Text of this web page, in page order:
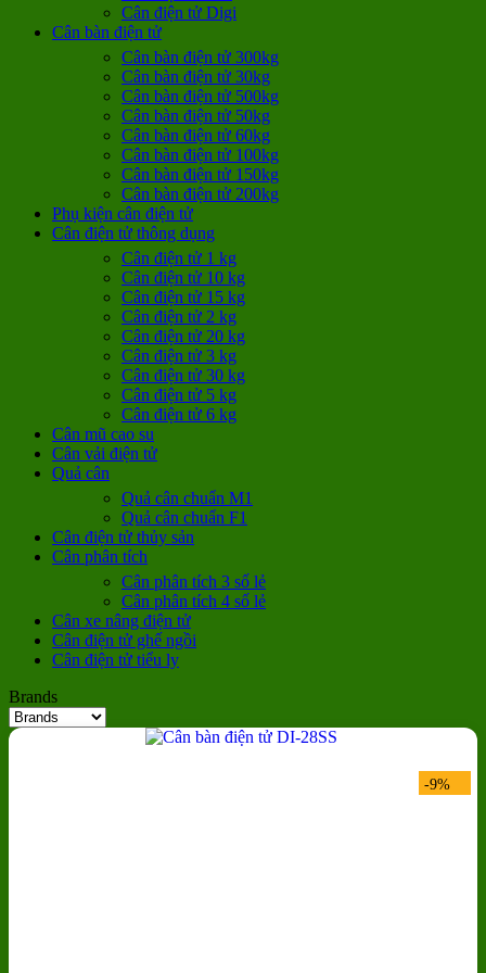
Cân điện tử Digi
Cân bàn điện tử
Cân bàn điện tử 300kg
Cân bàn điện tử 30kg
Cân bàn điện tử 500kg
Cân bàn điện tử 50kg
Cân bàn điện tử 60kg
Cân bàn điện tử 100kg
Cân bàn điện tử 150kg
Cân bàn điện tử 200kg
Phụ kiện cân điện tử
Cân điện tử thông dụng
Cân điện tử 1 kg
Cân điện tử 10 kg
Cân điện tử 15 kg
Cân điện tử 2 kg
Cân điện tử 20 kg
Cân điện tử 3 kg
Cân điện tử 30 kg
Cân điện tử 5 kg
Cân điện tử 6 kg
Cân mũ cao su
Cân vải điện tử
Quả cân
Quả cân chuẩn M1
Quả cân chuẩn F1
Cân điện tử thủy sản
Cân phân tích
Cân phân tích 3 số lẻ
Cân phân tích 4 số lẻ
Cân xe nâng điện tử
Cân điện tử ghế ngồi
Cân điện tử tiểu ly
Brands
-9%